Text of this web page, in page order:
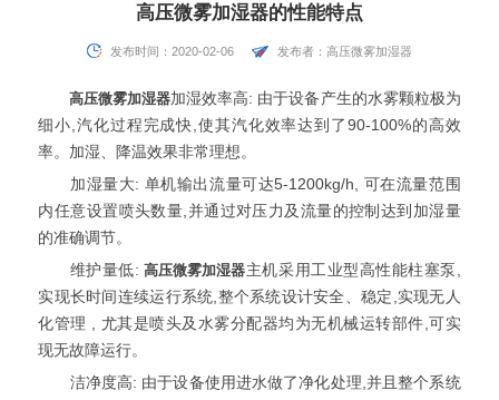
高压微雾加湿器的性能特点
发布时间：2020-02-06 发布者：高压微雾加湿器
高压微雾加湿器加湿效率高: 由于设备产生的水雾颗粒极为
细小,汽化过程完成快,使其汽化效率达到了90-100%的高效
率。加湿、降温效果非常理想。
加湿量大: 单机输出流量可达5-1200kg/h, 可在流量范围
内任意设置喷头数量,并通过对压力及流量的控制达到加湿量
的准确调节。
维护量低:高压微雾加湿器主机采用工业型高性能柱塞泵,
实现长时间连续运行系统,整个系统设计安全、稳定,实现无人
化管理 , 尤其是喷头及水雾分配器均为无机械运转部件,可实
现无故障运行。
洁净度高: 由于设备使用进水做了净化处理,并且整个系统